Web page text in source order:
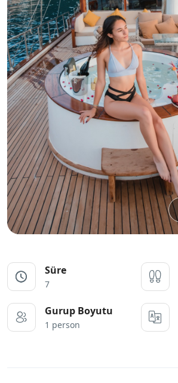
Süre
7
Gurup Boyutu
1 person